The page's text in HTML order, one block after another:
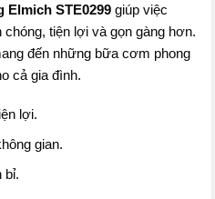
Elmich STE0299giúp việc
tiện lợi và gọn gàng hơn.
đến những bữa cơm phong
cả gia đình.
lợi.
gian.
bỉ.